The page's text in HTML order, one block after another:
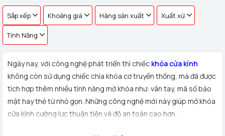
Sắp xếp Khoảng giá Hãng sản xuất Xuất xứ
Tính Năng
Ngày nay, với công nghệ phát triển thì chiếc khóa cửa kính
không còn sử dụng chiếc chìa khóa cơ truyền thống, mà đã được
tích hợp thêm nhiều tính năng mở khóa như: vân tay, mã số bảo
mật hay thẻ từ nhỏ gọn. Những công nghệ mới này giúp mở khóa
cửa kính cường lực thuận tiện và độ an toàn cao hơn.